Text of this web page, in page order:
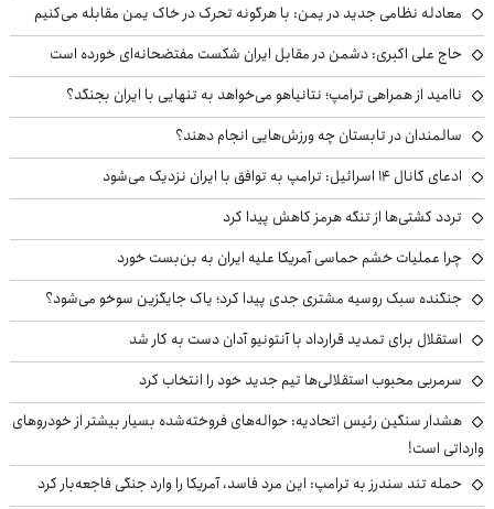
معادله نظامی جدید در یمن: با هرگونه تحرک در خاک یمن مقابله می‌کنیم
حاج علی اکبری: دشمن در مقابل ایران شکست مفتضحانه‌ای خورده است
ناامید از همراهی ترامپ؛ نتانیاهو می‌خواهد به تنهایی با ایران بجنگد؟
سالمندان در تابستان چه ورزش‌هایی انجام دهند؟
ادعای کانال ۱۴ اسرائیل: ترامپ به توافق با ایران نزدیک می‌شود
تردد کشتی‌ها از تنگه هرمز کاهش پیدا کرد
چرا عملیات خشم حماسی آمریکا علیه ایران به بن‌بست خورد
جنگنده سبک روسیه مشتری جدی پیدا کرد؛ یاک جایگزین سوخو می‌شود؟
استقلال برای تمدید قرارداد با آنتونیو آدان دست به کار شد
سرمربی محبوب استقلالی‌ها تیم جدید خود را انتخاب کرد
هشدار سنگین رئیس اتحادیه: حواله‌های فروخته‌شده بسیار بیشتر از خودروهای
وارداتی است!
حمله تند سندرز به ترامپ: این مرد فاسد، آمریکا را وارد جنگی فاجعه‌بار کرد